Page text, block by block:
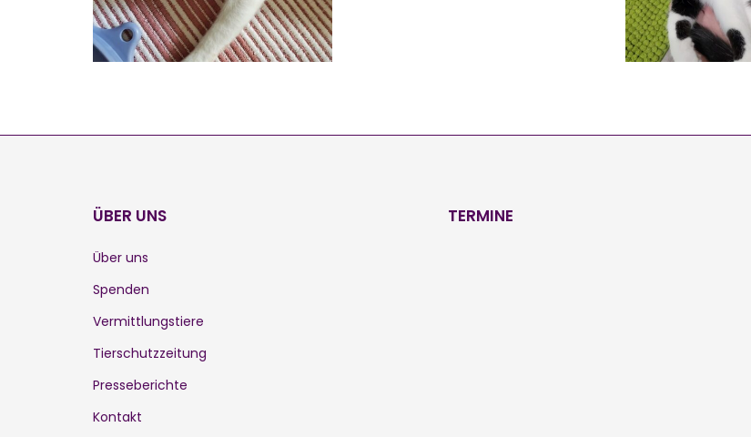
ÜBER UNS
Über uns
Spenden
Vermittlungstiere
Tierschutzzeitung
Presseberichte
Kontakt
TERMINE